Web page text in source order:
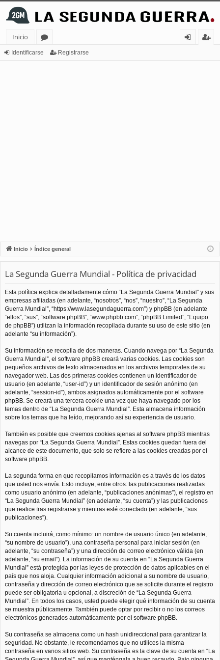
Inicio
or
Identificarse Registrarse
Inicio Índice general
La Segunda Guerra Mundial - Política de privacidad
Esta política explica detalladamente cómo “La Segunda Guerra Mundial” y sus
empresas afiliadas (en adelante, “nosotros”, “nos”, “nuestro”, “La Segunda
Guerra Mundial”, “https://www.lasegundaguerra.com”) y phpBB (en adelante
“ellos”, “sus”, “software phpBB”, “www.phpbb.com”, “phpBB Limited”, “Equipo
de phpBB”) utilizan la información recopilada durante su uso de este sitio (en
adelante “su información”).
Su información se recopila de dos maneras. Cuando navega por “La Segunda
Guerra Mundial”, el software phpBB creará varias cookies. Las cookies son
pequeños archivos de texto almacenados en los archivos temporales de su
navegador web. Las dos primeras cookies contienen un identificador de
usuario (en adelante, “user-id”) y un identificador de sesión anónimo (en
adelante, “session-id”), ambos asignados automáticamente por el software
phpBB. Se creará una tercera cookie una vez que haya navegado por los
temas dentro de “La Segunda Guerra Mundial”. Esta almacena información
sobre los temas que ha leído, mejorando así su experiencia de usuario.
También es posible que creemos cookies ajenas al software phpBB mientras
navegas por “La Segunda Guerra Mundial”. Estas cookies quedan fuera del
alcance de este documento, que solo se refiere a las cookies creadas por el
software phpBB.
La segunda forma en que recopilamos información es a través de los datos
que usted nos envía. Esto incluye, entre otros: las publicaciones realizadas
como usuario anónimo (en adelante, “publicaciones anónimas”), el registro en
“La Segunda Guerra Mundial” (en adelante, “su cuenta”) y las publicaciones
que realice tras registrarse y mientras esté conectado (en adelante, “sus
publicaciones”).
Su cuenta incluirá, como mínimo: un nombre de usuario único (en adelante,
“su nombre de usuario”), una contraseña personal para iniciar sesión (en
adelante, “su contraseña”) y una dirección de correo electrónico válida (en
adelante, “su email”). La información de su cuenta en “La Segunda Guerra
Mundial” está protegida por las leyes de protección de datos aplicables en el
país que nos aloja. Cualquier información adicional a su nombre de usuario,
contraseña y dirección de correo electrónico que se solicite durante el registro
puede ser obligatoria u opcional, a discreción de “La Segunda Guerra
Mundial”. En todos los casos, usted puede elegir qué información de su cuenta
se muestra públicamente. También puede optar por recibir o no los correos
electrónicos generados automáticamente por el software phpBB.
Su contraseña se almacena como un hash unidireccional para garantizar la
seguridad. No obstante, le recomendamos que no utilices la misma
contraseña en varios sitios web. Su contraseña es la clave de su cuenta en “La